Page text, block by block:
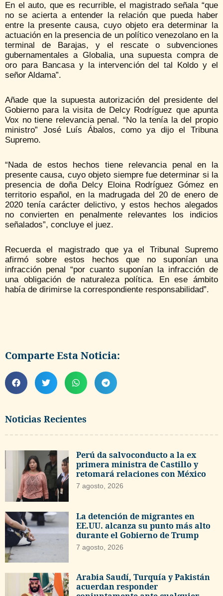
Noticias Recientes
Perú da salvoconducto a la ex
primera ministra de Castillo y
retomará relaciones con México
7 agosto, 2026
La detención de migrantes en
EE.UU. alcanza su punto más alto
durante el Gobierno de Trump
7 agosto, 2026
Arabia Saudí, Turquía y Pakistán
acuerdan responder
En el auto, que es recurrible, el magistrado señala “que
no se acierta a entender la relación que pueda haber
entre la presente causa, cuyo objeto era determinar la
actuación en la presencia de un político venezolano en la
terminal de Barajas, y el rescate o subvenciones
gubernamentales a Globalia, una supuesta compra de
oro para Bancasa y la intervención del tal Koldo y el
señor Aldama”.
Añade que la supuesta autorización del presidente del
Gobierno para la visita de Delcy Rodríguez que apunta
Vox no tiene relevancia penal. “No la tenía la del propio
ministro” José Luís Ábalos, como ya dijo el Tribuna
Supremo.
“Nada de estos hechos tiene relevancia penal en la
presente causa, cuyo objeto siempre fue determinar si la
presencia de doña Delcy Eloina Rodríguez Gómez en
territorio español, en la madrugada del 20 de enero de
2020 tenía carácter delictivo, y estos hechos alegados
no convierten en penalmente relevantes los indicios
señalados”, concluye el juez.
Recuerda el magistrado que ya el Tribunal Supremo
afirmó sobre estos hechos que no suponían una
infracción penal “por cuanto suponían la infracción de
una obligación de naturaleza política. En ese ámbito
había de dirimirse la correspondiente responsabilidad”.
Comparte Esta Noticia: